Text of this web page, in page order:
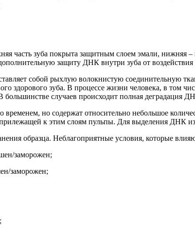
часть зуба покрыта защитным слоем эмали, нижняя
защиту ДНК внутри зуба от
собой рыхлую волокнистую соединительную
здорового зуба. В процессе жизни человека, в том
большинстве случаев происходит полная деградация
временем, но содержат относительно небольшое
прилежащей к этим слоям пульпы. Для выделения ДНК из
образца. Неблагоприятные условия, которые
заморожен;
заморожен;